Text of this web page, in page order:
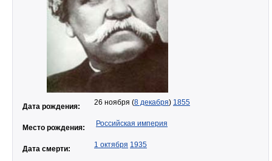
Дата рождения: 26 ноября (8 декабря) 1855
Место рождения: Российская империя
Дата смерти: 1 октября 1935